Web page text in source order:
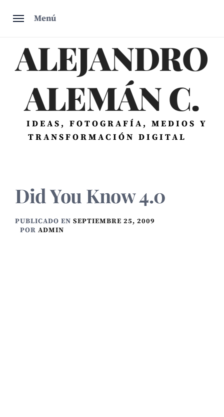
Menú
ALEJANDRO
ALEMÁN C.
IDEAS, FOTOGRAFÍA, MEDIOS Y
TRANSFORMACIÓN DIGITAL
Did You Know 4.0
PUBLICADO EN SEPTIEMBRE 25, 2009
POR ADMIN